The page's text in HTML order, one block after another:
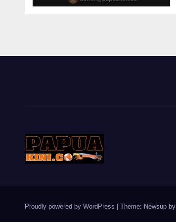
dan Ladang di
Proudly powered by WordPress Theme: Newsup by